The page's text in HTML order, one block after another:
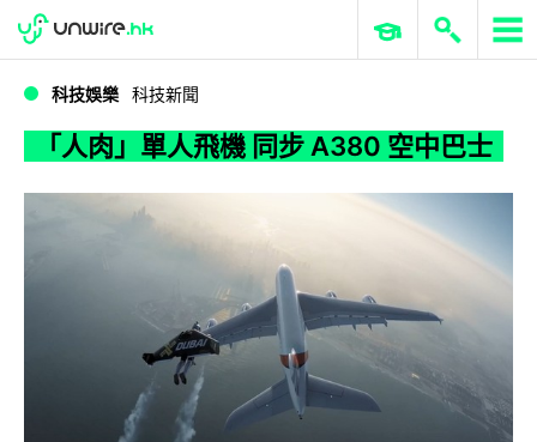
「人肉」單人飛機 同步 A380 空中巴士
WWDC 2026 ERP 與商業 AI
科技娛樂 科技新聞
「人肉」單人飛機 同步 A380 空中巴士